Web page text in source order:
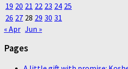
19 20 21 22 23 24 25
26 27 28 29 30 31
« Apr Jun »
Pages